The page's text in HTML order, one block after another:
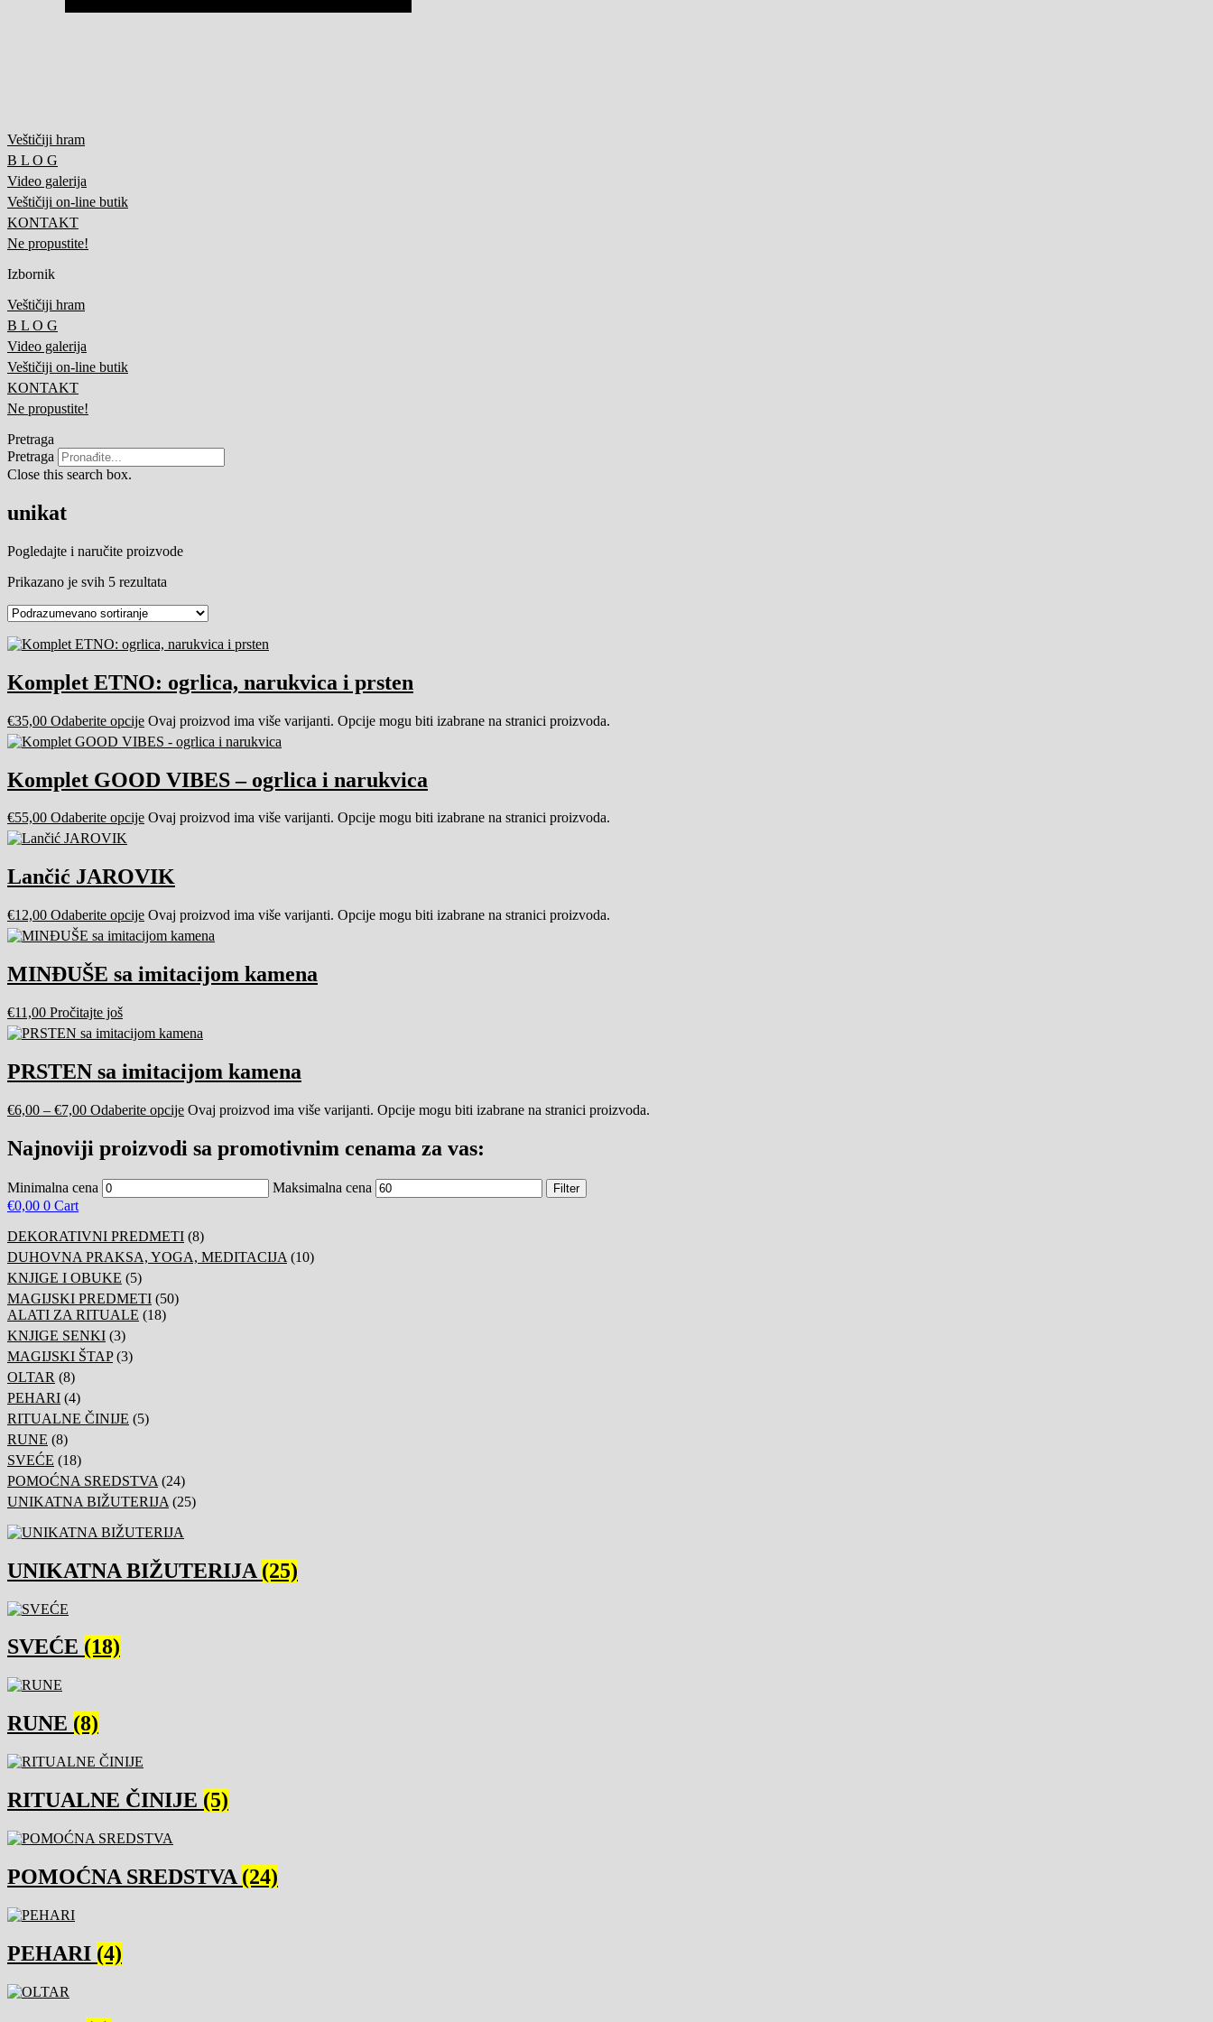
Veštičiji hram
B L O G
Video galerija
Veštičiji on-line butik
KONTAKT
Ne propustite!
Izbornik
Veštičiji hram
B L O G
Video galerija
Veštičiji on-line butik
KONTAKT
Ne propustite!
Pretraga
Pretraga
Close this search box.
unikat
Pogledajte i naručite proizvode
Prikazano je svih 5 rezultata
Komplet ETNO: ogrlica, narukvica i prsten
€35,00 Odaberite opcije Ovaj proizvod ima više varijanti. Opcije mogu biti izabrane na stranici proizvoda.
Komplet GOOD VIBES – ogrlica i narukvica
€55,00 Odaberite opcije Ovaj proizvod ima više varijanti. Opcije mogu biti izabrane na stranici proizvoda.
Lančić JAROVIK
€12,00 Odaberite opcije Ovaj proizvod ima više varijanti. Opcije mogu biti izabrane na stranici proizvoda.
MINĐUŠE sa imitacijom kamena
€11,00 Pročitajte još
PRSTEN sa imitacijom kamena
€6,00 – €7,00 Odaberite opcije Ovaj proizvod ima više varijanti. Opcije mogu biti izabrane na stranici proizvoda.
Najnoviji proizvodi sa promotivnim cenama za vas:
Minimalna cena Maksimalna cena Filter
€0,00 0 Cart
DEKORATIVNI PREDMETI (8)
DUHOVNA PRAKSA, YOGA, MEDITACIJA (10)
KNJIGE I OBUKE (5)
MAGIJSKI PREDMETI (50)
ALATI ZA RITUALE (18)
KNJIGE SENKI (3)
MAGIJSKI ŠTAP (3)
OLTAR (8)
PEHARI (4)
RITUALNE ČINIJE (5)
RUNE (8)
SVEĆE (18)
POMOĆNA SREDSTVA (24)
UNIKATNA BIŽUTERIJA (25)
UNIKATNA BIŽUTERIJA (25)
SVEĆE (18)
RUNE (8)
RITUALNE ČINIJE (5)
POMOĆNA SREDSTVA (24)
PEHARI (4)